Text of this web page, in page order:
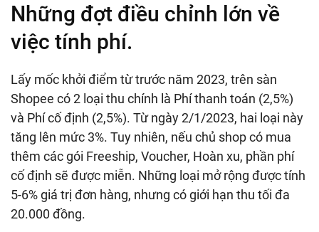
Những đợt điều chỉnh lớn về
việc tính phí.
Lấy mốc khởi điểm từ trước năm 2023, trên sàn
Shopee có 2 loại thu chính là Phí thanh toán (2,5%)
và Phí cố định (2,5%). Từ ngày 2/1/2023, hai loại này
tăng lên mức 3%. Tuy nhiên, nếu chủ shop có mua
thêm các gói Freeship, Voucher, Hoàn xu, phần phí
cố định sẽ được miễn. Những loại mở rộng được tính
5-6% giá trị đơn hàng, nhưng có giới hạn thu tối đa
20.000 đồng.